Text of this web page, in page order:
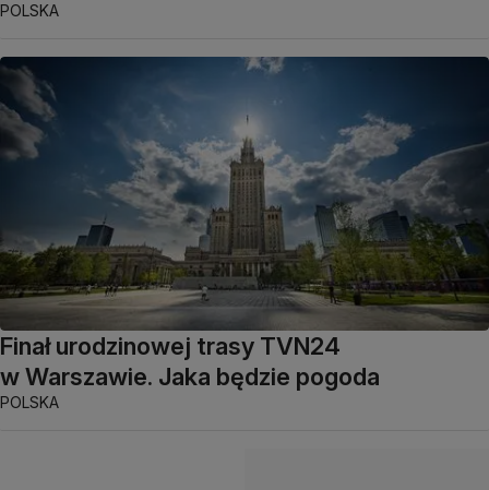
POLSKA
Finał urodzinowej trasy TVN24
w Warszawie. Jaka będzie pogoda
POLSKA